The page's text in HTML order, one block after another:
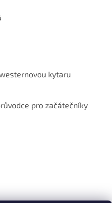
kytaru
pro začátečníky